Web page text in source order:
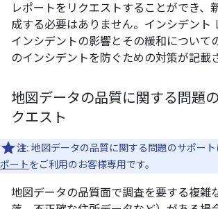
レポートをリクエストすることができ、
成する必要はありません。インシデント
インシデントの影響とその緩和について
のインシデントを防ぐための対策が記載
地図データの品質に関する問題
クエスト
注: 地図データの品質に関する問題のサポート
ポートをご利用のお客様専用です。
地図データの品質面で調査を要する複雑